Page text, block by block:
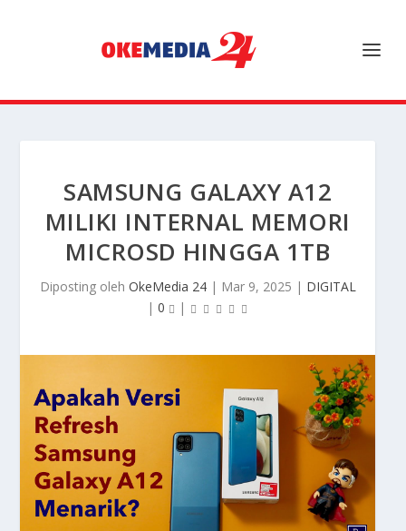
SAMSUNG GALAXY A12
MILIKI INTERNAL MEMORI
MICROSD HINGGA 1TB
Diposting oleh OkeMedia 24| Mar 9, 2025 | DIGITAL
| 0 |